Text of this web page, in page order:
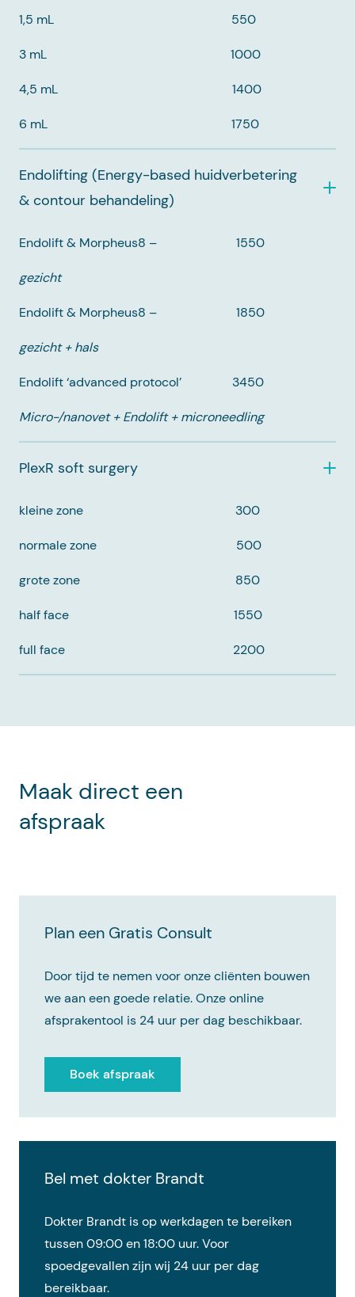
1,5 mL 550
3 mL 1000
4,5 mL 1400
6 mL 1750
Endolifting (Energy-based huidverbetering
& contour behandeling)
Endolift & Morpheus8 – 1550
gezicht
Endolift & Morpheus8 – 1850
gezicht + hals
Endolift ‘advanced protocol’ 3450
Micro-/nanovet + Endolift + microneedling
PlexR soft surgery
kleine zone 300
normale zone 500
grote zone 850
half face 1550
full face 2200
Maak direct een
afspraak
Plan een Gratis Consult
Door tijd te nemen voor onze cliënten bouwen
we aan een goede relatie. Onze online
afsprakentool is 24 uur per dag beschikbaar.
Boek afspraak
Bel met dokter Brandt
Dokter Brandt is op werkdagen te bereiken
tussen 09:00 en 18:00 uur. Voor
spoedgevallen zijn wij 24 uur per dag
bereikbaar.